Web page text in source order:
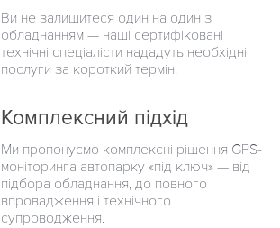
Ви не залишитеся один на один з
обладнанням — наші сертифіковані
технічні спеціалісти нададуть необхідні
послуги за короткий термін.
Комплексний підхід
Ми пропонуємо комплексні рішення GPS-
моніторинга автопарку «під ключ» — від
підбора обладнання, до повного
впровадження і технічного
супроводження.